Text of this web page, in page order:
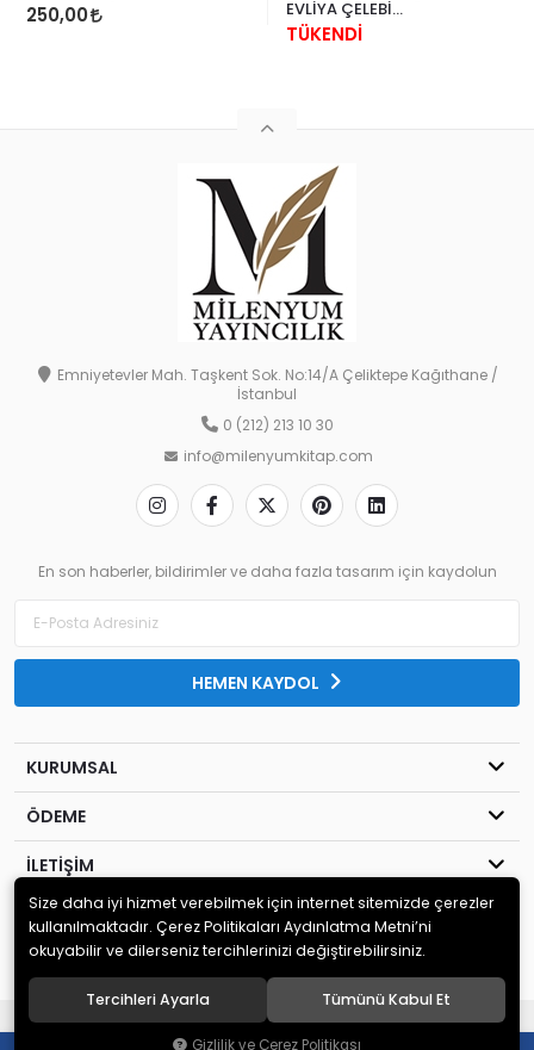
PROJELER VE KÜLTÜREL
MİRAS PROJELERİ
250,00
EVLİYA ÇELEBİ
SEYAHATNAMESİ 4
TÜKENDİ
Emniyetevler Mah. Taşkent Sok. No:14/A Çeliktepe Kağıthane /
İstanbul
0 (212) 213 10 30
info@milenyumkitap.com
En son haberler, bildirimler ve daha fazla tasarım için kaydolun
HEMEN KAYDOL
KURUMSAL
ÖDEME
İLETİŞİM
© 2020MİLENYUM YAYINCILIK. Tüm hakları saklıdır.
Yeni Nesil E-Ticaret Sistemleri ile Hazırlanmıştır.
Size daha iyi hizmet verebilmek için internet sitemizde çerezler
kullanılmaktadır. Çerez Politikaları Aydınlatma Metni’ni
okuyabilir ve dilerseniz tercihlerinizi değiştirebilirsiniz.
Tercihleri Ayarla Tümünü Kabul Et
Gizlilik ve Çerez Politikası